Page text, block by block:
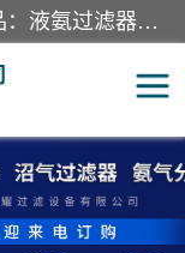
廊坊盛耀过滤设备有限公司主营产品：液氨过滤器、沼气过滤器、氨气分离器、二氧化碳过滤器、过滤器、液氨氨气过滤器、天然气过滤器、管道过滤器、*过滤器、液氨除油除水过滤器、氨气除油除水过滤器、焦炉煤气除焦油过滤器等。